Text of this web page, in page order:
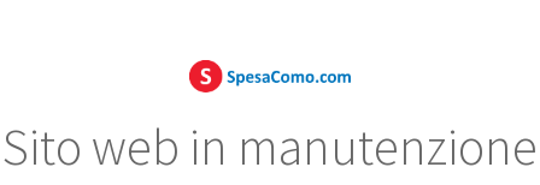
Sito web in manutenzione